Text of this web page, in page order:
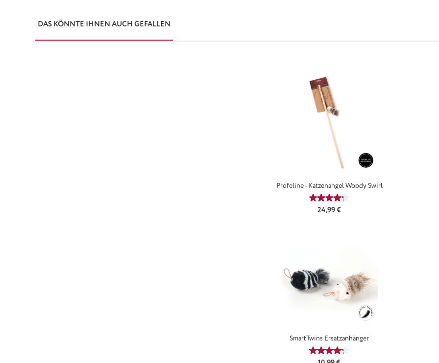
DAS KÖNNTE IHNEN AUCH GEFALLEN
Profeline - Katzenangel Woody Swirl
Durchschnittliche Bewertung von
Regulärer Preis:
24,99 €
SmartTwins Ersatzanhänger
Durchschnittliche Bewertung von